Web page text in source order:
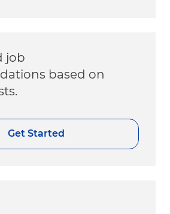
job
based on
Get Started